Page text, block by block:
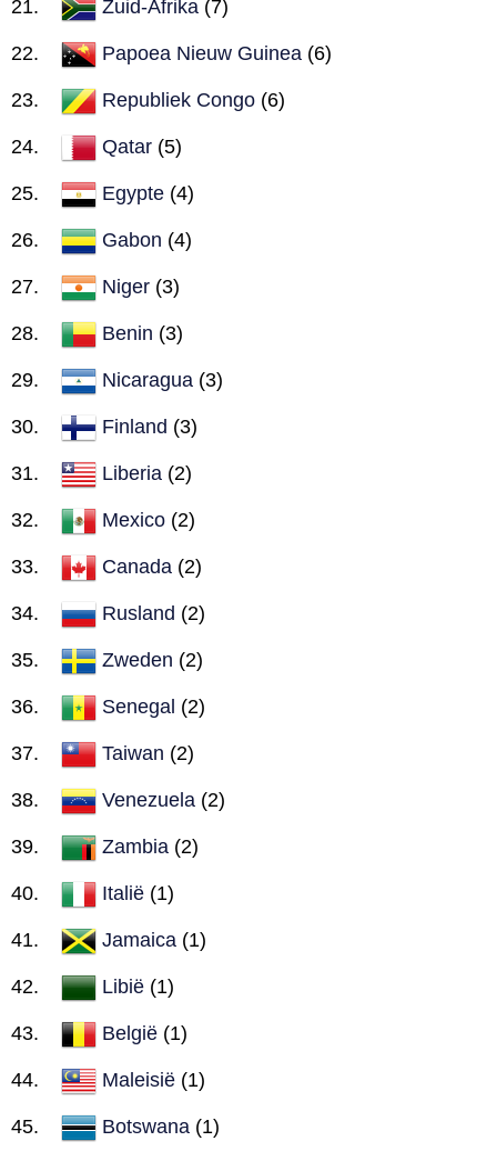
Zuid-Afrika (7)
Papoea Nieuw Guinea (6)
Republiek Congo (6)
Qatar (5)
Egypte (4)
Gabon (4)
Niger (3)
Benin (3)
Nicaragua (3)
Finland (3)
Liberia (2)
Mexico (2)
Canada (2)
Rusland (2)
Zweden (2)
Senegal (2)
Taiwan (2)
Venezuela (2)
Zambia (2)
Italië (1)
Jamaica (1)
Libië (1)
België (1)
Maleisië (1)
Botswana (1)